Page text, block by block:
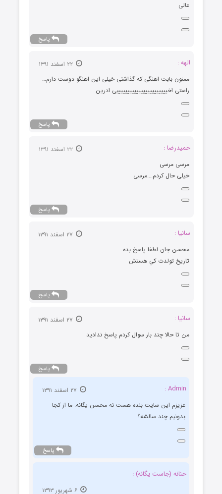
عالی
پاسخ
الهه :
۲۲ اسفند ۱۳۹۱
ممنون بابت اهنگی که گذاشتی خیلی این اهنگو دوست دارم…
راستی اخیییییییییییییییییییییییی ادرین
پاسخ
حمیدرضا :
۲۲ اسفند ۱۳۹۱
مرسی مرسی
خیلی حال کردم….مرسی
پاسخ
سانيا :
محسن جان لطفا پاسخ بده
تاريخ تولدت كي هستش
پاسخ
سانيا :
من تا حالا چند بار سوال كردم پاسخ نداديد
پاسخ
Admin :
عزیزم این سایت بنده هست نه محسن یگانه. ما از کجا
بدونیم چند سالشه؟
پاسخ
حنانه (جاست یگانه) :
۶ شهریور ۱۳۹۳